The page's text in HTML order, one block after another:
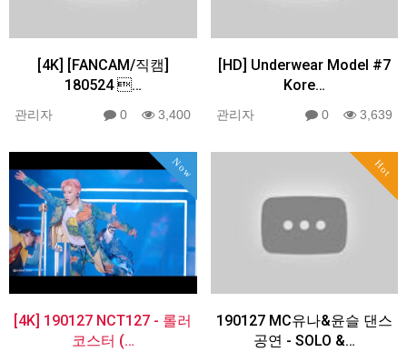
[4K] [FANCAM/직캠]
180524 …
관리자 0 3,400
[HD] Underwear Model #7
Kore…
관리자 0 3,639
Now
[4K] 190127 NCT127 - 롤러
코스터 (…
Hot
190127 MC유나&윤슬 댄스
공연 - SOLO &…